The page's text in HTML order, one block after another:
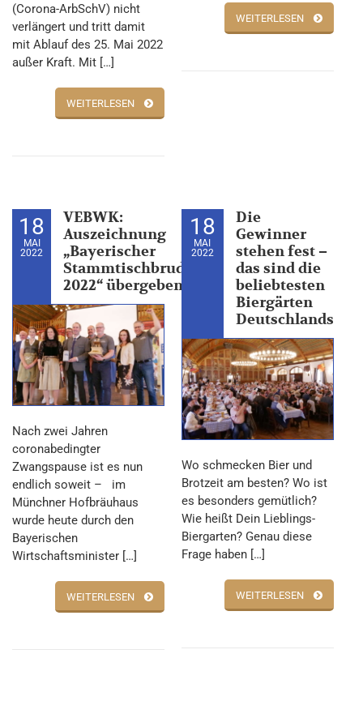
(Corona-ArbSchV) nicht
verlängert und tritt damit
mit Ablauf des 25. Mai 2022
außer Kraft. Mit […]
WEITERLESEN
WEITERLESEN
18
MAI
2022
VEBWK:
Auszeichnung
„Bayerischer
Stammtischbruder
2022“ übergeben!
Nach zwei Jahren
coronabedingter
Zwangspause ist es nun
endlich soweit – im
Münchner Hofbräuhaus
wurde heute durch den
Bayerischen
Wirtschaftsminister […]
WEITERLESEN
18
MAI
2022
Die
Gewinner
stehen fest –
das sind die
beliebtesten
Biergärten
Deutschlands
Wo schmecken Bier und
Brotzeit am besten? Wo ist
es besonders gemütlich?
Wie heißt Dein Lieblings-
Biergarten? Genau diese
Frage haben […]
WEITERLESEN